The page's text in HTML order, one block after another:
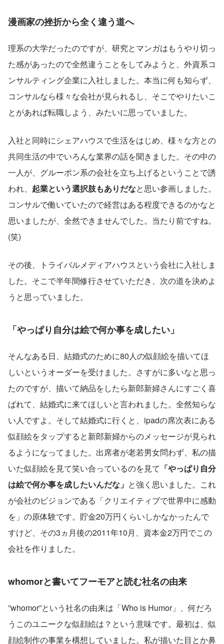
漫画家の挫折から全く違う道へ
理系の大学だったのですが、研究とマンガはもうやり切っ
た感があったので全然違うことをしてみようと、外資系コ
ンサルティング企業に入社しました。本当に何も知らず、
コンサルなら様々な会社が見られるし、そこでやりたいこ
とがあれば転職しよう、みたいに思っていました。
入社と同時にシェアハウスで生活をはじめ、様々な方との
共同生活の中でいろんな業界の話を聞きました。その中の
一人が、グルーポン系の会社を立ち上げるということで誘
われ、 起業という選択肢もありだなと思い参画しました。
コンサルで働いていたので経営はある程度できるのかなと
思いましたが、全然できませんでした。当たり前ですね。
(笑)
その後、トライバルメディアハウスという会社に入社しま
した。そこで半年間修行させていただき、次の道を決めよ
うと思っていました。
「やっぱり自分は絵で何か事を成したい」
そんなある日、結婚式のために80人の似顔絵を描いてほ
しいというオーダーを受けました。さすがに多いなと思っ
たのですが、描いて納品をしたら新郎新婦さんにすごく喜
ばれて、結婚式に来てほしいと言われました。全然知らな
い人ですよ。そして結婚式に行くと、ipadの席次表にある
似顔絵をタップすると新郎新婦からのメッセージが見られ
るようになってました。出席者が老若男女問わず、私の描
いた似顔絵を見て笑い合っているのを見て 「やっぱり自分
は絵で何か事を成したいんだな」 と強く思いました。これ
が会社のビジョンである「クリエイティブで世界中に感動
を」の原体験です。貯金20万円くらいしかなかったんで
すけど、その3ヵ月後の2011年10月、資本金2万円でこの
会社を作りました。
whomorと書いてフーモアと読む社名の由来
”whomor”という社名の由来は「Who is Humor」、何だろ
うこのユニークな似顔絵は？という意味です。最初は、似
顔絵制作の事業を構想していました。私が描いた目とか鼻